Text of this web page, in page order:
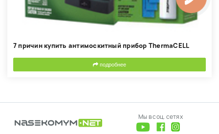
7 причин купить антимоскитный прибор ThermaCELL
подробнее
Мы в соц. сетях